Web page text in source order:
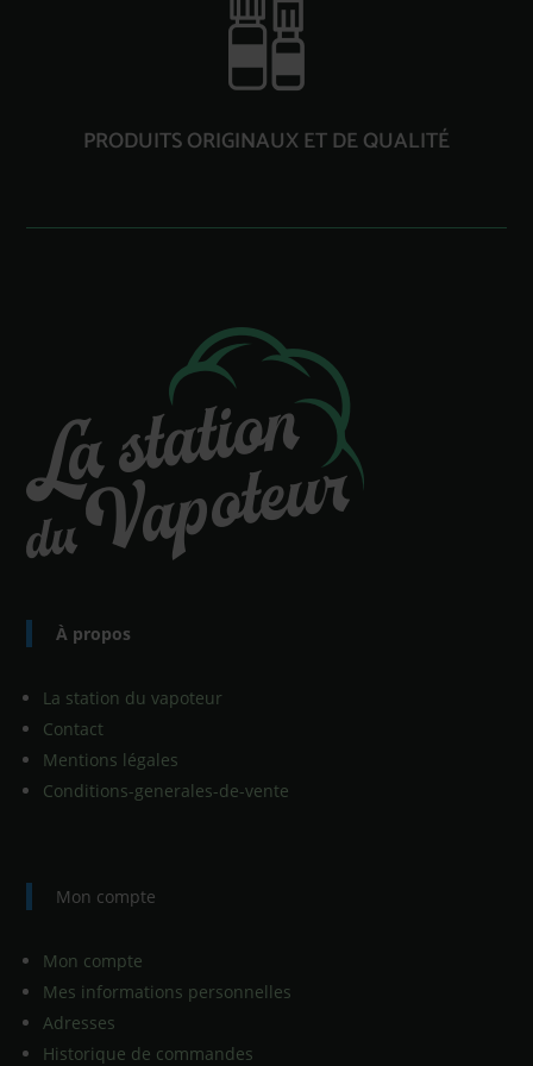
PRODUITS ORIGINAUX ET DE QUALITÉ
À propos
La station du vapoteur
Contact
Mentions légales
Conditions-generales-de-vente
Mon compte
Mon compte
Mes informations personnelles
Adresses
Historique de commandes